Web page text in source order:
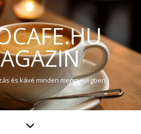
és kávé minden mennyiségben